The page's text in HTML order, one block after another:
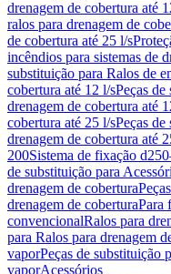
drenagem de cobertura até
ralos para drenagem de
de cobertura até 25 l/s
incêndios para sistemas de
substituição para Ralos de
cobertura até 12 l/sPeças de
drenagem de cobertura até
cobertura até 25 l/sPeças de
drenagem de cobertura até
200Sistema de fixação
de substituição para
drenagem de cobertura
drenagem de coberturaPara
convencionalRalos para
para Ralos para drenagem
vaporPeças de substituição
vaporAcessórios